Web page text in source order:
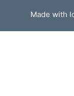
Made with